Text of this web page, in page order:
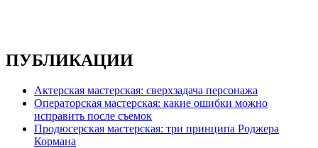
ПУБЛИКАЦИИ
Актерская мастерская: сверхзадача персонажа
Операторская мастерская: какие ошибки можно
исправить после съемок
Продюсерская мастерская: три принципа Роджера
Кормана